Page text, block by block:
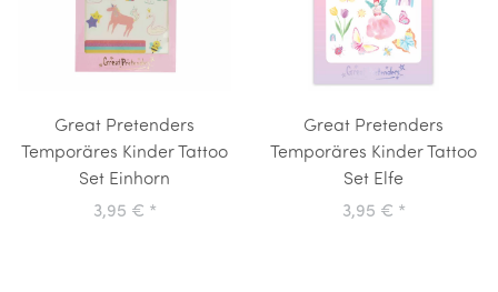
Great Pretenders
Temporäres Kinder Tattoo
Set Einhorn
3,95 € *
Great Pretenders
Temporäres Kinder Tattoo
Set Elfe
3,95 € *